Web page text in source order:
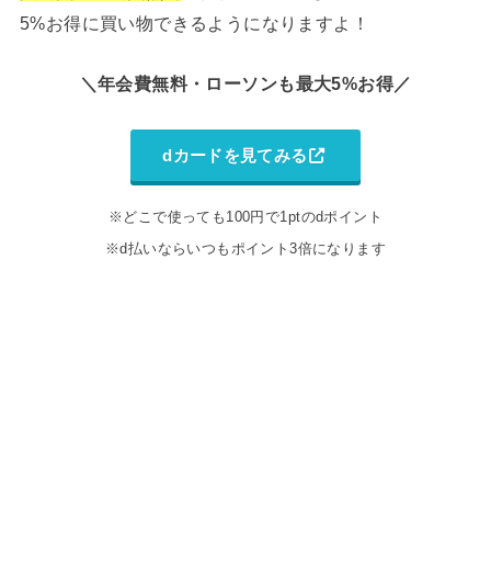
5%お得に買い物できるようになりますよ！
＼年会費無料・ローソンも最大5%お得／
dカードを見てみる
※どこで使っても100円で1ptのdポイント
※d払いならいつもポイント3倍になります